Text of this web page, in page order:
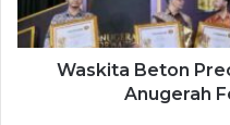
Waskita Beton
Anugerah